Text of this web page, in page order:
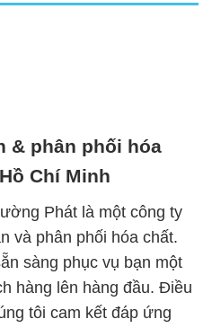
& phân phối hóa
Chí Minh
Phát là một công ty
và phân phối hóa chất.
sàng phục vụ bạn một
hàng lên hàng đầu. Điều
tôi cam kết đáp ứng